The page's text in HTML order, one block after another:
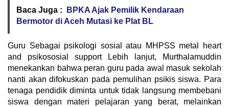
Baca Juga :
BPKA Ajak Pemilik Kendaraan
Bermotor di Aceh Mutasi ke Plat BL
Guru Sebagai psikologi sosial atau MHPSS metal heart
and psikososial support Lebih lanjut, Murthalamuddin
menekankan bahwa peran guru pada awal masuk sekolah
nanti akan difokuskan pada pemulihan psikis siswa. Para
tenaga pendidik diminta untuk tidak langsung membebani
siswa dengan materi pelajaran yang berat, melainkan